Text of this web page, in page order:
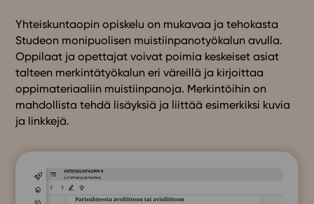
Yhteiskuntaopin opiskelu on mukavaa ja tehokasta
Studeon monipuolisen muistiinpanotyökalun avulla.
Oppilaat ja opettajat voivat poimia keskeiset asiat
talteen merkintätyökalun eri väreillä ja kirjoittaa
oppimateriaaliin muistiinpanoja. Merkintöihin on
mahdollista tehdä lisäyksiä ja liittää esimerkiksi kuvia
ja linkkejä.